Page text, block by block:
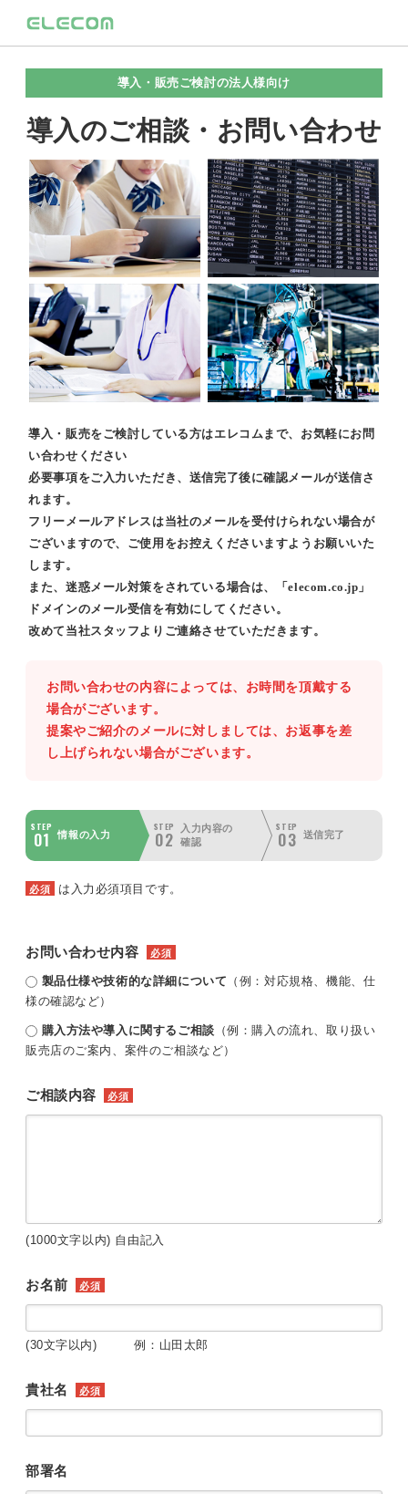
導入・販売ご検討の法人様向け
導入のご相談・お問い合わせ
導入・販売をご検討している方はエレコムまで、お気軽にお問
い合わせください
必要事項をご入力いただき、送信完了後に確認メールが送信さ
れます。
フリーメールアドレスは当社のメールを受付けられない場合が
ございますので、ご使用をお控えくださいますようお願いいた
します。
また、迷惑メール対策をされている場合は、「elecom.co.jp」
ドメインのメール受信を有効にしてください。
改めて当社スタッフよりご連絡させていただきます。
お問い合わせの内容によっては、お時間を頂戴する
場合がございます。
提案やご紹介のメールに対しましては、お返事を差
し上げられない場合がございます。
STEP
01 情報の入力
STEP
02
入力内容の
確認
STEP
03 送信完了
必須 は入力必須項目です。
お問い合わせ内容 必須
製品仕様や技術的な詳細について （例：対応規格、機能、仕
様の確認など）
購入方法や導入に関するご相談 （例：購入の流れ、取り扱い
販売店のご案内、案件のご相談など）
ご相談内容 必須
(1000文字以内) 自由記入
お名前 必須
(30文字以内) 例：山田太郎
貴社名 必須
部署名